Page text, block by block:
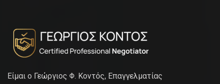
Είμαι ο Γεώργιος Φ. Κοντός, Επαγγελματίας